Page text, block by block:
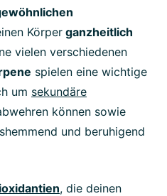
Körper ganzheitlich
vielen verschiedenen
spielen eine wichtige
um sekundäre
können sowie
und beruhigend
, die deinen